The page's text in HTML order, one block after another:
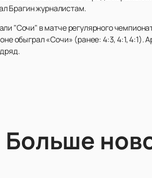
Брагин журналистам.
"Сочи" в матче регулярного
обыграл «Сочи» (ранее: 4:3, 4:1,
Больше